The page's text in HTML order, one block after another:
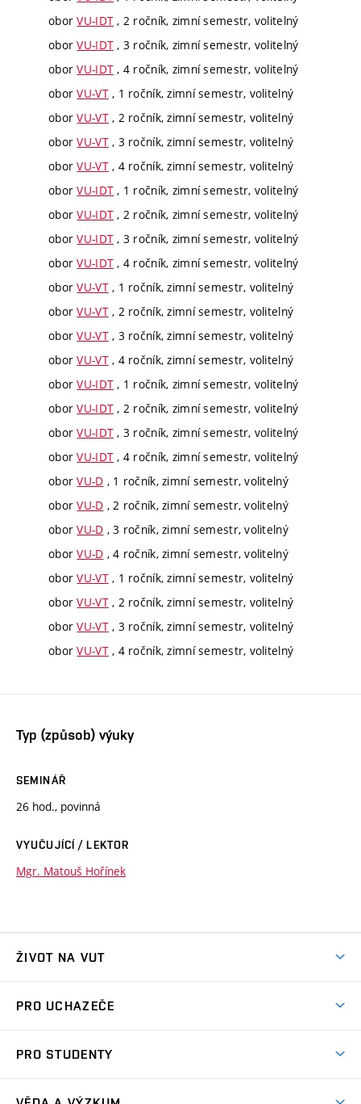
oborVU-IDT , 2 ročník, zimní semestr, volitelný
oborVU-IDT , 3 ročník, zimní semestr, volitelný
oborVU-IDT , 4 ročník, zimní semestr, volitelný
oborVU-VT, 1 ročník, zimní semestr, volitelný
oborVU-VT, 2 ročník, zimní semestr, volitelný
oborVU-VT, 3 ročník, zimní semestr, volitelný
oborVU-VT, 4 ročník, zimní semestr, volitelný
oborVU-IDT , 1 ročník, zimní semestr, volitelný
oborVU-IDT , 2 ročník, zimní semestr, volitelný
oborVU-IDT , 3 ročník, zimní semestr, volitelný
oborVU-IDT , 4 ročník, zimní semestr, volitelný
oborVU-VT, 1 ročník, zimní semestr, volitelný
oborVU-VT, 2 ročník, zimní semestr, volitelný
oborVU-VT, 3 ročník, zimní semestr, volitelný
oborVU-VT, 4 ročník, zimní semestr, volitelný
oborVU-IDT , 1 ročník, zimní semestr, volitelný
oborVU-IDT , 2 ročník, zimní semestr, volitelný
oborVU-IDT , 3 ročník, zimní semestr, volitelný
oborVU-IDT , 4 ročník, zimní semestr, volitelný
oborVU-D , 1 ročník, zimní semestr, volitelný
oborVU-D , 2 ročník, zimní semestr, volitelný
oborVU-D , 3 ročník, zimní semestr, volitelný
oborVU-D , 4 ročník, zimní semestr, volitelný
oborVU-VT, 1 ročník, zimní semestr, volitelný
oborVU-VT, 2 ročník, zimní semestr, volitelný
oborVU-VT, 3 ročník, zimní semestr, volitelný
oborVU-VT, 4 ročník, zimní semestr, volitelný
Typ (způsob) výuky
SEMINÁŘ
26 hod., povinná
VYUČUJÍCÍ / LEKTOR
Mgr. Matouš Hořínek
ŽIVOT NA VUT
Koleje
PRO UCHAZEČE
Dny otevřených dveří
PRO STUDENTY